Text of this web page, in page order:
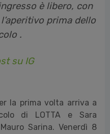
è libero, con
prima dello
.
su IG
la prima volta arriva a
di LOTTA e Sara
Sarina. Venerdì 8